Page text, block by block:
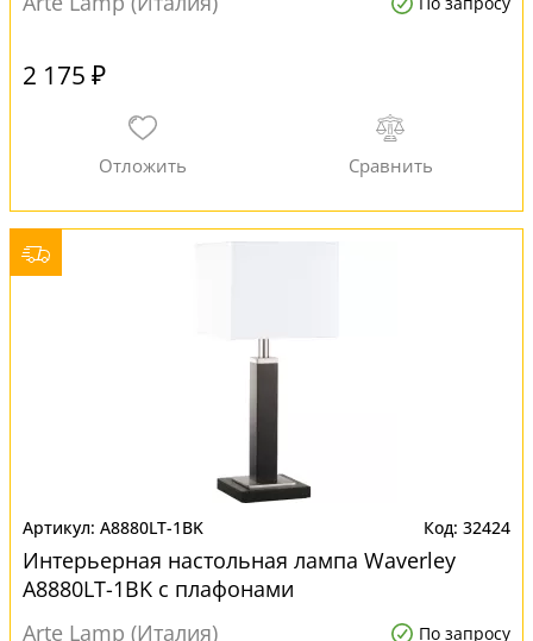
2 175 ₽
A8880LT-1BK 32424
Интерьерная настольная лампа Waverley
A8880LT-1BK с плафонами
Arte Lamp (Италия)
По запросу